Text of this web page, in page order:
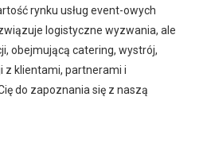
rynku usług event-owych
logistyczne wyzwania, ale
obejmującą catering, wystrój,
z klientami, partnerami i
do zapoznania się z naszą